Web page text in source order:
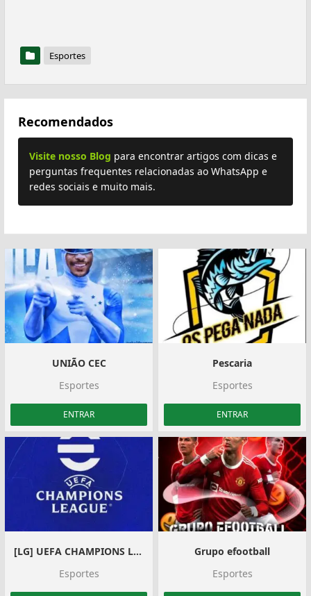
Esportes
Recomendados
Visite nosso Blog para encontrar artigos com dicas e
perguntas frequentes relacionadas ao WhatsApp e
redes sociais e muito mais.
UNIÃO CEC
Esportes
ENTRAR
Pescaria
Esportes
ENTRAR
[LG] UEFA CHAMPIONS LEAGUE
Esportes
Grupo efootball
Esportes